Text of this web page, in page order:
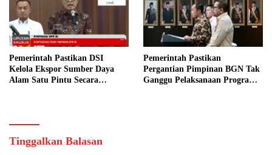
Pemerintah Pastikan DSI
Kelola Ekspor Sumber Daya
Alam Satu Pintu Secara
Pemerintah Pastikan
Pergantian Pimpinan BGN Tak
Ganggu Pelaksanaan Program
Tinggalkan Balasan